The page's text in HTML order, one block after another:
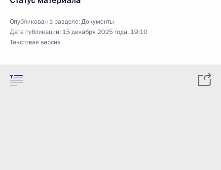
Опубликован в разделе:Документы
Дата публикации: 15 декабря 2025 года, 19:10
Текстовая версия